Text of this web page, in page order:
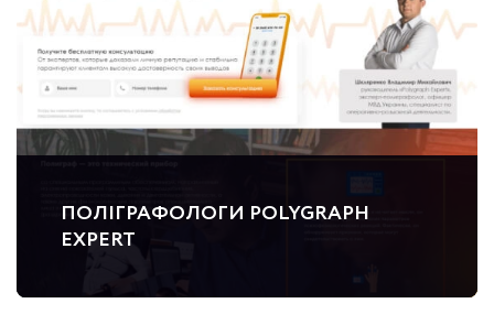
ПОЛІГРАФОЛОГИ POLYGRAPH
EXPERT